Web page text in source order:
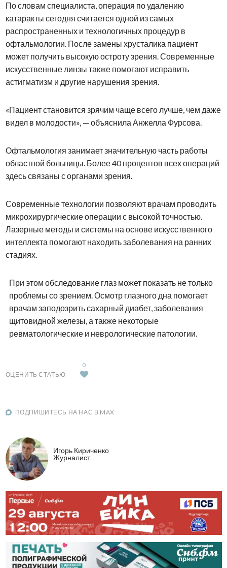
По словам специалиста, операция по удалению
катаракты сегодня считается одной из самых
распространенных и технологичных процедур в
офтальмологии. После замены хрусталика пациент
может получить высокую остроту зрения. Современные
искусственные линзы также помогают исправить
астигматизм и другие нарушения зрения.
«Пациент становится зрячим чаще всего лучше, чем даже
видел в молодости», — объяснила Анжелла Фурсова.
Офтальмология занимает значительную часть работы
областной больницы. Более 40 процентов всех операций
здесь связаны с органами зрения.
Современные технологии позволяют врачам проводить
микрохирургические операции с высокой точностью.
Лазерные методы и системы на основе искусственного
интеллекта помогают находить заболевания на ранних
стадиях.
При этом обследование глаз может показать не только
проблемы со зрением. Осмотр глазного дна помогает
врачам заподозрить сахарный диабет, заболевания
щитовидной железы, а также некоторые
ревматологические и неврологические патологии.
ОЦЕНИТЬ СТАТЬЮ
0
ПОДПИШИТЕСЬ НА НАС В MAX
Игорь Кириченко
Журналист